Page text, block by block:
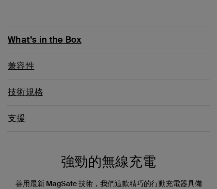
What’s in the Box
兼容性
技術規格
支援
強勁的無線充電
善用最新 MagSafe 技術，我們這款精巧的行動充電器具備